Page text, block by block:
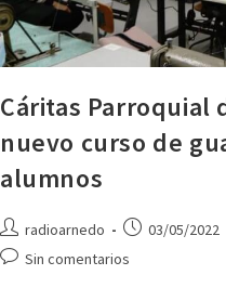
Cáritas Parroquial
nuevo curso de
alumnos
radioarnedo 03/05/2022
Sin comentarios